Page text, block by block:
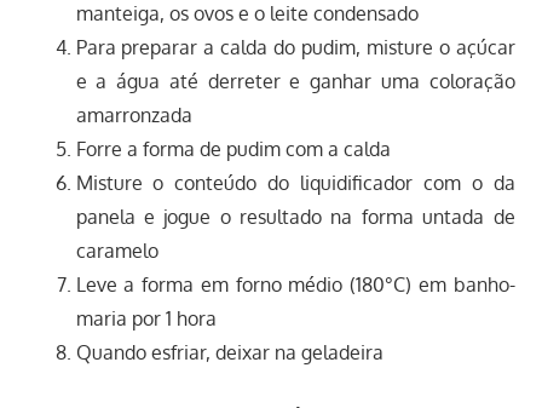
manteiga, os ovos e o leite condensado
Para preparar a calda do pudim, misture o açúcar
e a água até derreter e ganhar uma coloração
amarronzada
Forre a forma de pudim com a calda
Misture o conteúdo do liquidificador com o da
panela e jogue o resultado na forma untada de
caramelo
Leve a forma em forno médio (180°C) em banho-
maria por 1 hora
Quando esfriar, deixar na geladeira